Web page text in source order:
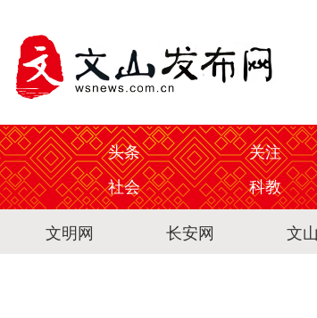
头条
关注
社会
科教
文明网
长安网 文